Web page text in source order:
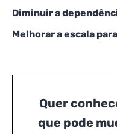
Diminuir a
Melhorar a escala
Quer
que pode